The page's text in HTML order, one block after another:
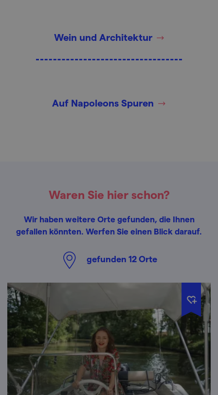
Wein und Architektur
Auf Napoleons Spuren
Waren Sie hier schon?
Wir haben weitere Orte gefunden, die Ihnen
gefallen könnten. Werfen Sie einen Blick darauf.
gefunden 12Orte